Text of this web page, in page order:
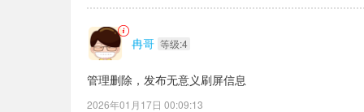
冉哥 等级:4
管理删除，发布无意义刷屏信息
2026年01月17日 00:09:13